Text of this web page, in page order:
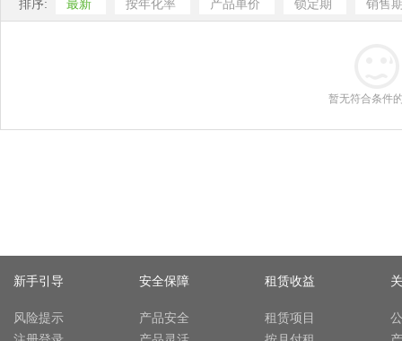
排序: 最新 按年化率 产品单价 锁定期 销售
暂无符合条件
新手引导
风险提示
安全保障
产品安全
租赁收益
租赁项目